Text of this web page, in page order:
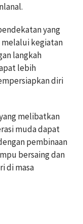
yang
melalui kegiatan
langkah
lebih
diri
melibatkan
muda dapat
pembinaan
bersaing dan
di masa